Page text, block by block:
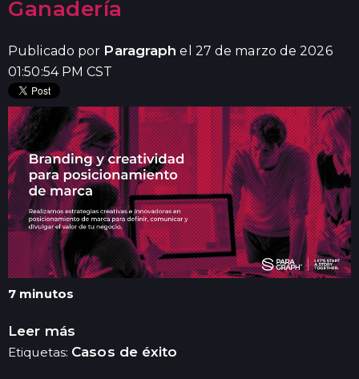
Ganadería
Publicado por Paragraph el 27 de marzo de 2026
01:50:54 PM CST
7 minutos
Leer más
Etiquetas: Casos de éxito